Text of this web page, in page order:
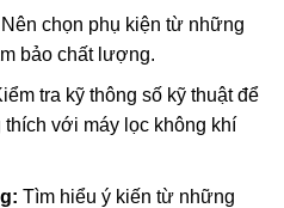
Nên chọn phụ kiện từ những
bảo chất lượng.
tra kỹ thông số kỹ thuật để
với máy lọc không khí
Tìm hiểu ý kiến từ những